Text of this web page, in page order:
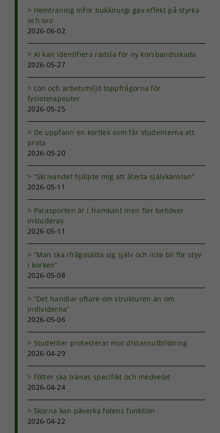
Hemträning inför bukkirurgi gav effekt på styrka
och oro
2026-06-02
AI kan identifiera rädsla för ny korsbandsskada
2026-05-27
Lön och arbetsmiljö toppfrågorna för
fysioterapeuter
2026-05-25
De uppfann en kortlek som får studenterna att
prata
2026-05-20
”Skrivandet hjälpte mig att återta självkänslan”
2026-05-11
Parasporten är i framkant men fler behöver
inkluderas
2026-05-11
”Man ska ifrågasätta sig själv och inte bli för styv
i korken”
2026-05-08
”Det handlar oftare om strukturen än om
individerna”
2026-05-06
Studenter protesterar mot distansutbildning
2026-04-29
Fötter ska tränas specifikt och medvetet
2026-04-24
Skorna kan påverka fotens funktion
2026-04-22